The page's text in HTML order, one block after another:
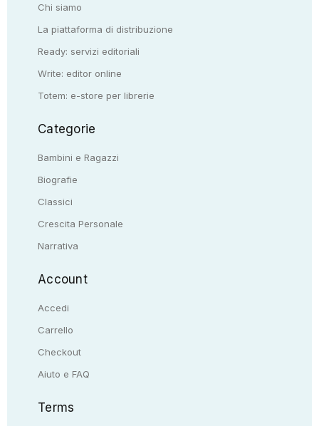
Chi siamo
La piattaforma di distribuzione
Ready: servizi editoriali
Write: editor online
Totem: e-store per librerie
Categorie
Bambini e Ragazzi
Biografie
Classici
Crescita Personale
Narrativa
Account
Accedi
Carrello
Checkout
Aiuto e FAQ
Terms